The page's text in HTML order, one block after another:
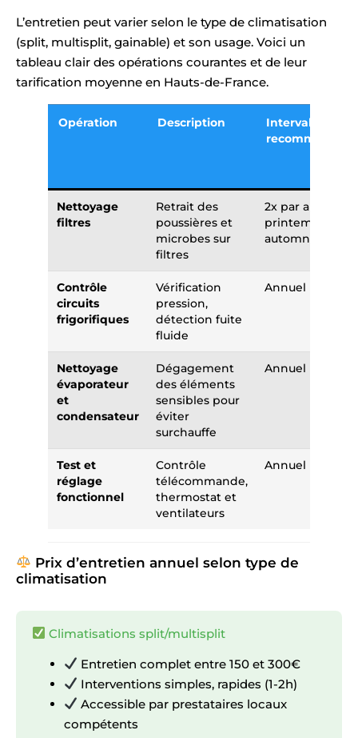
L’entretien peut varier selon le type de climatisation
(split, multisplit, gainable) et son usage. Voici un
tableau clair des opérations courantes et de leur
tarification moyenne en Hauts-de-France.
Opération Description
Intervalle
recommandé
Nettoyage
filtres
Retrait des
poussières et
microbes sur
filtres
2x par an, au
printemps et
automne
Contrôle
circuits
frigorifiques
Vérification
pression,
détection fuite
fluide
Annuel
Nettoyage
évaporateur
et
condensateur
Dégagement
des éléments
sensibles pour
éviter
surchauffe
Annuel
Test et
réglage
fonctionnel
Contrôle
télécommande,
thermostat et
ventilateurs
Annuel
Prix d’entretien annuel selon type de
climatisation
Climatisations split/multisplit
Entretien complet entre 150 et 300€
Interventions simples, rapides (1-2h)
Accessible par prestataires locaux
compétents